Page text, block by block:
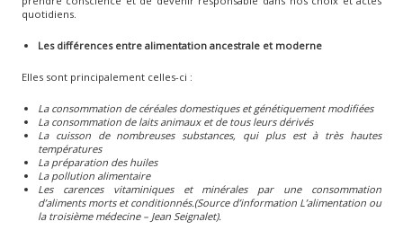
quotidiens.
Les différences entre alimentation ancestrale et moderne
Elles sont principalement celles-ci :
La consommation de céréales domestiques et génétiquement modifiées
La consommation de laits animaux et de tous leurs dérivés
La cuisson de nombreuses substances, qui plus est à très hautes
températures
La préparation des huiles
La pollution alimentaire
Les carences vitaminiques et minérales par une consommation
d’aliments morts et conditionnés.(Source d’information L’alimentation ou
la troisième médecine – Jean Seignalet).